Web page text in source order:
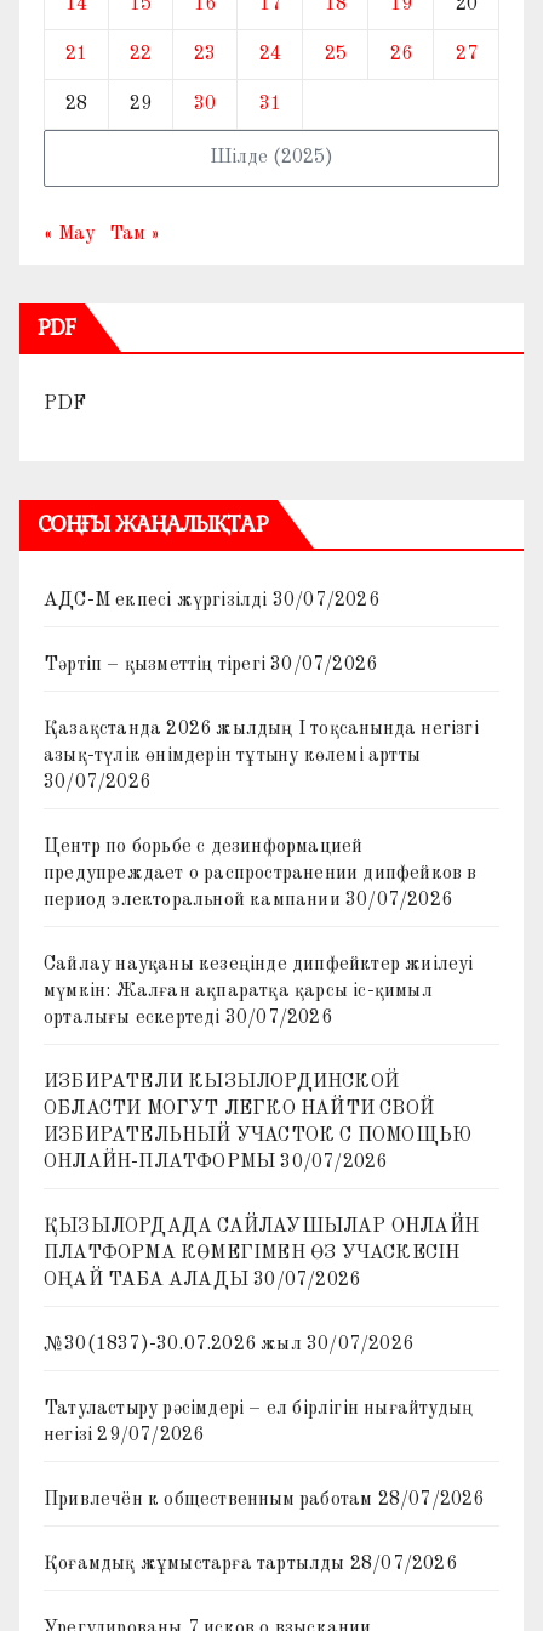
Шілде (2025)
14 15 16 17 18 19 20
21 22 23 24 25 26 27
28 29 30 31
« Мау Там »
PDF
PDF
СОҢҒЫ ЖАҢАЛЫҚТАР
АДС-М екпесі жүргізілді 30/07/2026
Тәртіп – қызметтің тірегі 30/07/2026
Қазақстанда 2026 жылдың I тоқсанында негізгі
азық-түлік өнімдерін тұтыну көлемі артты
30/07/2026
Центр по борьбе с дезинформацией
предупреждает о распространении дипфейков в
период электоральной кампании 30/07/2026
Сайлау науқаны кезеңінде дипфейктер жиілеуі
мүмкін: Жалған ақпаратқа қарсы іс-қимыл
орталығы ескертеді 30/07/2026
ИЗБИРАТЕЛИ КЫЗЫЛОРДИНСКОЙ
ОБЛАСТИ МОГУТ ЛЕГКО НАЙТИ СВОЙ
ИЗБИРАТЕЛЬНЫЙ УЧАСТОК С ПОМОЩЬЮ
ОНЛАЙН-ПЛАТФОРМЫ 30/07/2026
ҚЫЗЫЛОРДАДА САЙЛАУШЫЛАР ОНЛАЙН
ПЛАТФОРМА КӨМЕГІМЕН ӨЗ УЧАСКЕСІН
ОҢАЙ ТАБА АЛАДЫ 30/07/2026
№30(1837)-30.07.2026 жыл 30/07/2026
Татуластыру рәсімдері – ел бірлігін нығайтудың
негізі 29/07/2026
Привлечён к общественным работам 28/07/2026
Қоғамдық жұмыстарға тартылды 28/07/2026